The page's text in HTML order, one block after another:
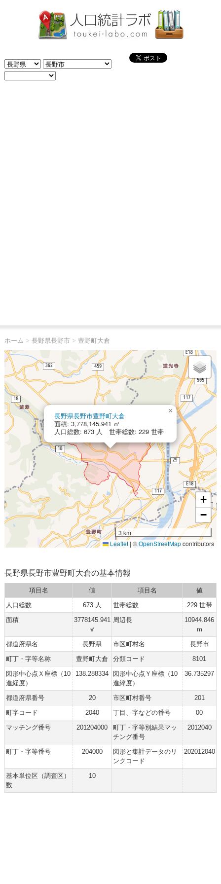
ホーム > 長野県長野市> 豊野町大倉
長野県長野市豊野町大倉
面積: 3,778,145.941 ㎡
人口総数: 673 人 世帯総数: 229 世帯
×
+
−
3 km
Leaflet | ©OpenStreetMapcontributors
長野県長野市豊野町大倉の基本情報
項目名 値 項目名
値
人口総数
673 人 世帯総数
229 世帯
面積
3778145.941
㎡
周辺長
10944.846
ｍ
都道府県名
長野県 市区町村名
長野市
町丁・字等名称
豊野町大倉 分類コード
8101
図形中心点Ｘ座標（10
進経度）
138.288334
図形中心点Ｙ座標（10
進緯度）
36.735297
都道府県番号 20 市区町村番号
201
町字コード
2040 丁目、字などの番号
00
マッチング番号
201204000
町丁・字等別結果マッ
チング番号
2012040
町丁・字等番号 204000
図形と集計データのリ
ンクコード
202012040
基本単位区（調査区）
数
10